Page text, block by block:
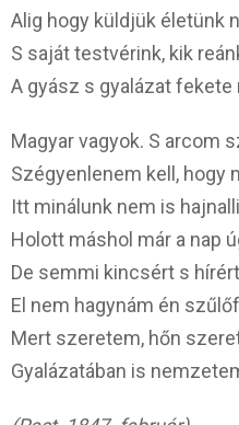
Alig hogy küldjük életünk
S saját testvérink, kik
A gyász s gyalázat fekete
Magyar vagyok. S arcom
Szégyenlenem kell, hogy
Itt minálunk nem is
Holott máshol már a nap
De semmi kincsért s
El nem hagynám én
Mert szeretem, hőn
Gyalázatában is